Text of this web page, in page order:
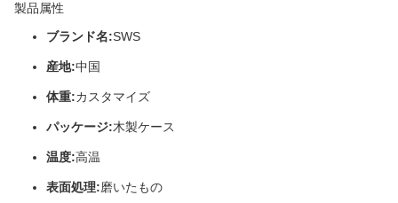
製品属性
ブランド名:SWS
産地:中国
体重:カスタマイズ
パッケージ:木製ケース
温度:高温
表面処理:磨いたもの